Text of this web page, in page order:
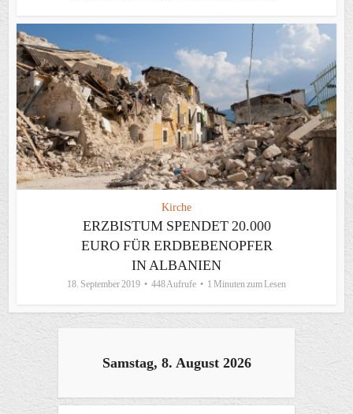
Kirche
ERZBISTUM SPENDET 20.000
EURO FÜR ERDBEBENOPFER
IN ALBANIEN
18. September 2019 448 Aufrufe 1 Minuten zum Lesen
Samstag, 8. August 2026